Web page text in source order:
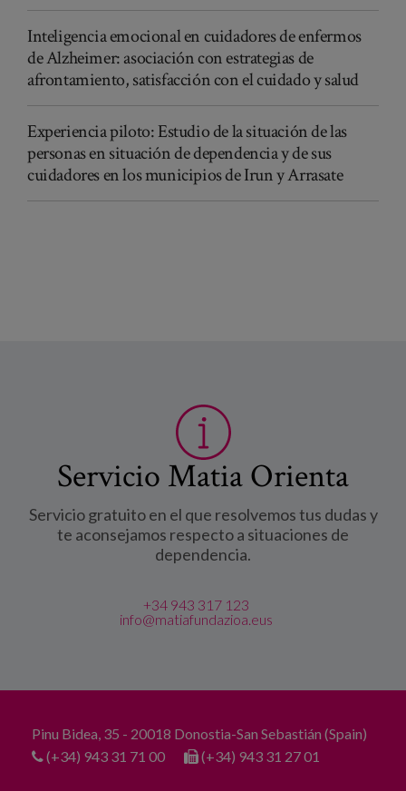
Inteligencia emocional en cuidadores de enfermos
de Alzheimer: asociación con estrategias de
afrontamiento, satisfacción con el cuidado y salud
Experiencia piloto: Estudio de la situación de las
personas en situación de dependencia y de sus
cuidadores en los municipios de Irun y Arrasate
Servicio Matia Orienta
Servicio gratuito en el que resolvemos tus dudas y
te aconsejamos respecto a situaciones de
dependencia.
+34 943 317 123
info@matiafundazioa.eus
Pinu Bidea, 35 - 20018 Donostia-San Sebastián (Spain)
(+34) 943 31 71 00
(+34) 943 31 27 01